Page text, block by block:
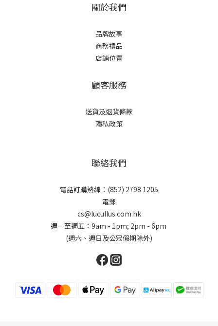
關於我們
品牌故事
商務禮品
店舖位置
顧客服務
送貨及退貨條款
隱私政策
聯絡我們
電話訂購熱線：(852) 2798 1205
電郵
cs@lucullus.com.hk
週一至週五：9am - 1pm; 2pm - 6pm
(週六、週日及公眾假期除外)